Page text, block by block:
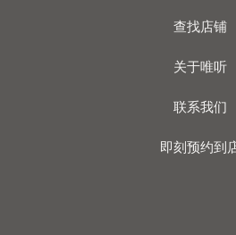
查找店铺
关于唯听
联系我们
即刻预约到